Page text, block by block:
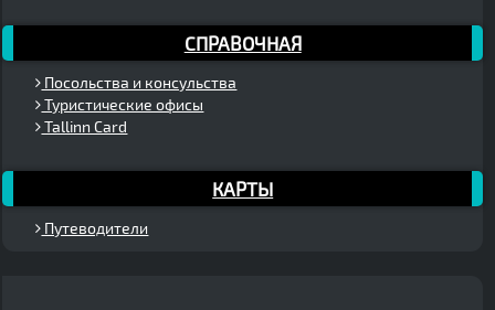
СПРАВОЧНАЯ
Посольства и консульства
Туристические офисы
Tallinn Card
КАРТЫ
Путеводители